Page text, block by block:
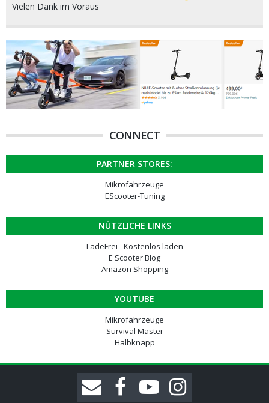
Vielen Dank im Voraus
CONNECT
PARTNER STORES:
Mikrofahrzeuge
EScooter-Tuning
NÜTZLICHE LINKS
LadeFrei - Kostenlos laden
E Scooter Blog
Amazon Shopping
YOUTUBE
Mikrofahrzeuge
Survival Master
Halbknapp